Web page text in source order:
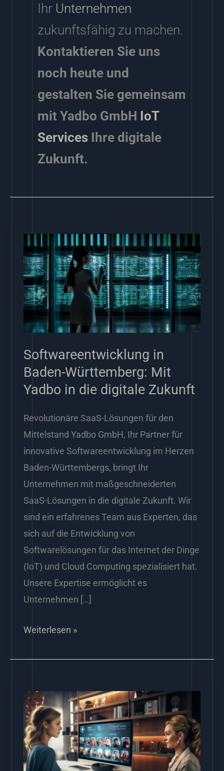
Ihr Unternehmen
zukunftsfähig zu machen.
Kontaktieren Sie uns
noch heute und
gestalten Sie gemeinsam
mit Yadbo GmbH IoT
ServicesIhre digitale
Zukunft.
Softwareentwicklung in
Baden-Württemberg: Mit
Yadbo in die digitale Zukunft
Revolutionäre SaaS-Lösungen für den
Mittelstand Yadbo GmbH, Ihr Partner für
innovative Softwareentwicklung im Herzen
Baden-Württembergs, bringt Ihr
Unternehmen mit maßgeschneiderten
SaaS-Lösungen in die digitale Zukunft. Wir
sind ein erfahrenes Team aus Experten, das
sich auf die Entwicklung von
Softwarelösungen für das Internet der Dinge
(IoT) und Cloud Computing spezialisiert hat.
Unsere Expertise ermöglicht es
Unternehmen […]
Softwareentwicklung
in
Baden-
Württemberg:
Mit
Yadbo
die
digitale
Zukunft
Weiterlesen »
Elektronischer
Handel:
Die
Zukunft
des